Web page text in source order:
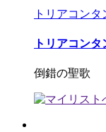
トリアコンタ
トリアコンタ
倒錯の聖歌